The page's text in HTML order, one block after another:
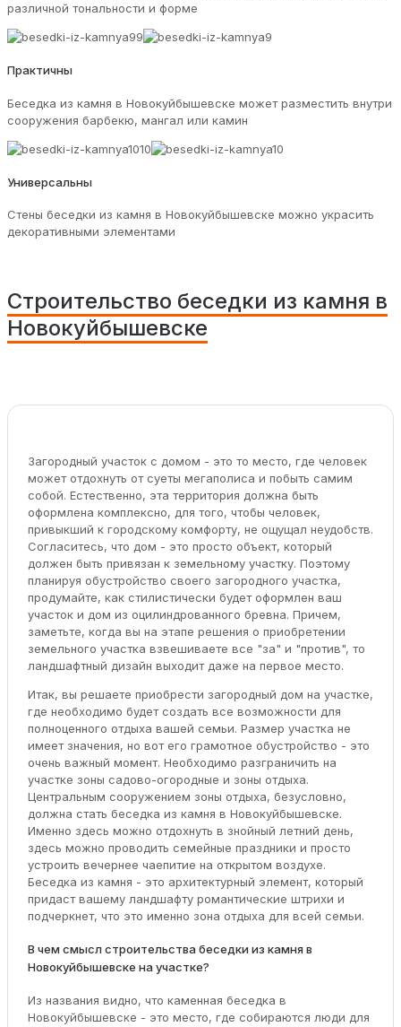
различной тональности и форме
Практичны
Беседка из камня в Новокуйбышевске может разместить внутри
сооружения барбекю, мангал или камин
Универсальны
Стены беседки из камня в Новокуйбышевске можно украсить
декоративными элементами
Строительство беседки из камня в
Новокуйбышевске
Загородный участок с домом - это то место, где человек
может отдохнуть от суеты мегаполиса и побыть самим
собой. Естественно, эта территория должна быть
оформлена комплексно, для того, чтобы человек,
привыкший к городскому комфорту, не ощущал неудобств.
Согласитесь, что дом - это просто объект, который
должен быть привязан к земельному участку. Поэтому
планируя обустройство своего загородного участка,
продумайте, как стилистически будет оформлен ваш
участок и дом из оцилиндрованного бревна. Причем,
заметьте, когда вы на этапе решения о приобретении
земельного участка взвешиваете все "за" и "против", то
ландшафтный дизайн выходит даже на первое место.
Итак, вы решаете приобрести загородный дом на участке,
где необходимо будет создать все возможности для
полноценного отдыха вашей семьи. Размер участка не
имеет значения, но вот его грамотное обустройство - это
очень важный момент. Необходимо разграничить на
участке зоны садово-огородные и зоны отдыха.
Центральным сооружением зоны отдыха, безусловно,
должна стать беседка из камня в Новокуйбышевске.
Именно здесь можно отдохнуть в знойный летний день,
здесь можно проводить семейные праздники и просто
устроить вечернее чаепитие на открытом воздухе.
Беседка из камня - это архитектурный элемент, который
придаст вашему ландшафту романтические штрихи и
подчеркнет, что это именно зона отдыха для всей семьи.
В чем смысл строительства беседки из камня в
Новокуйбышевске на участке?
Из названия видно, что каменная беседка в
Новокуйбышевске - это место, где собираются люди для